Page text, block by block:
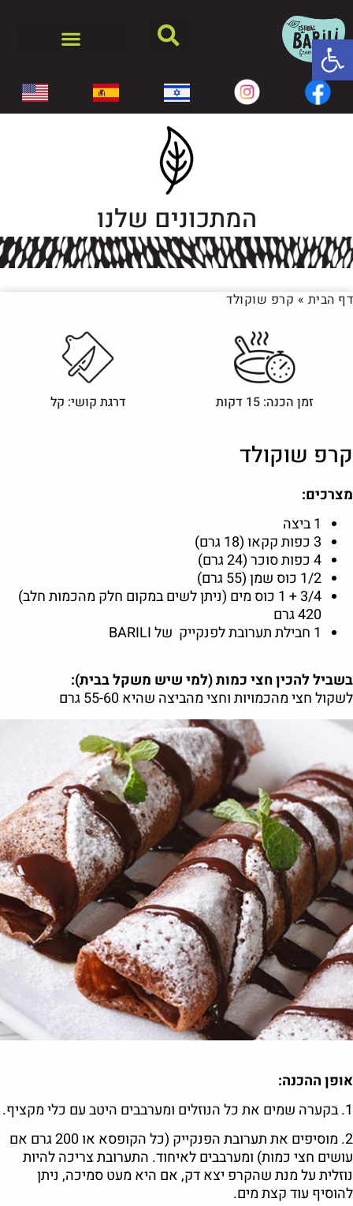
פתח סרגל נגישות
המתכונים שלנו
דף הבית » קרפ שוקולד
זמן הכנה: 15 דקות דרגת קושי: קל
קרפ שוקולד
מצרכים:
1 ביצה
3 כפות קקאו (18 גרם)
4 כפות סוכר (24 גרם)
1/2 כוס שמן (55 גרם)
3/4 + 1 כוס מים (ניתן לשים במקום חלק מהכמות חלב)
420 גרם
1 חבילת תערובת לפנקייק של BARILI
בשביל להכין חצי כמות (למי שיש משקל בבית):
לשקול חצי מהכמויות וחצי מהביצה שהיא 55-60 גרם
אופן ההכנה:
1. בקערה שמים את כל הנוזלים ומערבבים היטב עם כלי מקציף.
2. מוסיפים את תערובת הפנקייק (כל הקופסא או 200 גרם אם
עושים חצי כמות) ומערבבים לאיחוד. התערובת צריכה להיות
נוזלית על מנת שהקרפ יצא דק, אם היא מעט סמיכה, ניתן
להוסיף עוד קצת מים.